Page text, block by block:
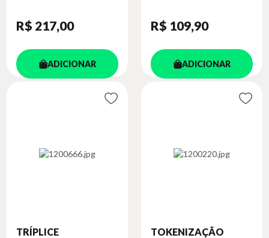
R$ 217,00
ADICIONAR
R$ 109,90
ADICIONAR
TRÍPLICE
TOKENIZAÇÃO